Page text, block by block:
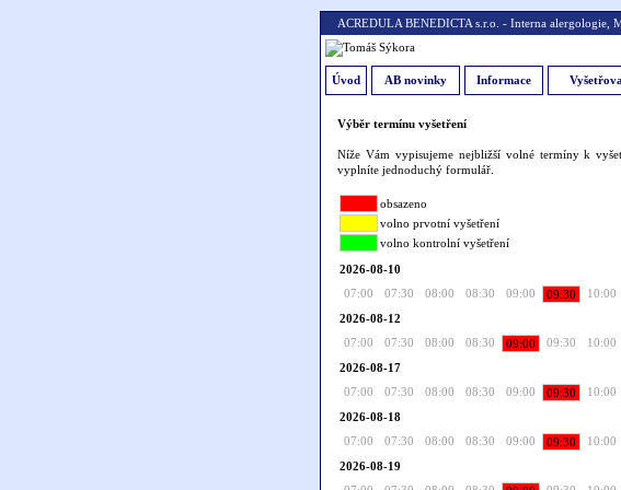
ACREDULA BENEDICTA s.r.o. - Interna alergologie,
Úvod AB novinky Informace
Výběr termínu vyšetření
Níže Vám vypisujeme nejbližší volné termíny k
vyplníte jednoduchý formulář.
obsazeno
volno prvotní vyšetření
volno kontrolní vyšetření
2026-08-10
07:00
07:30 08:00 08:30 09:00 09:30 10:00
2026-08-12
07:00
07:30 08:00 08:30 09:00 09:30 10:00
2026-08-17
07:00
07:30 08:00 08:30 09:00 09:30 10:00
2026-08-18
07:00
07:30 08:00 08:30 09:00 09:30 10:00
2026-08-19